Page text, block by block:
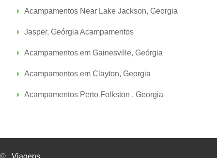
Acampamentos Near Lake Jackson, Georgia
Jasper, Geórgia Acampamentos
Acampamentos em Gainesville, Geórgia
Acampamentos em Clayton, Georgia
Acampamentos Perto Folkston , Georgia
© Viagens